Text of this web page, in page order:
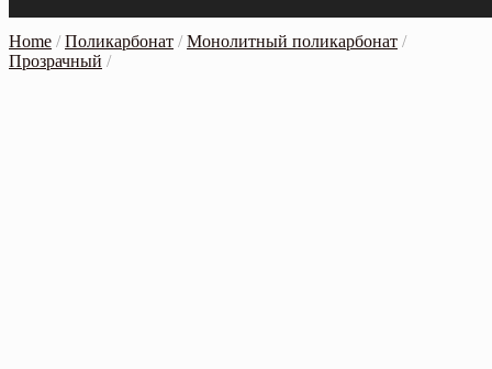
Home /Поликарбонат /Монолитный поликарбонат /
Прозрачный /